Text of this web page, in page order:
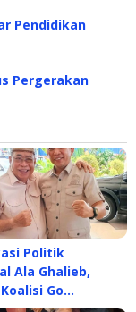
Pendidikan
Pergerakan
Politik
Ala Ghalieb,
Go…